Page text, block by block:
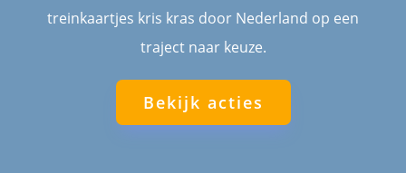
treinkaartjes kris kras door Nederland op een
traject naar keuze.
Bekijk acties